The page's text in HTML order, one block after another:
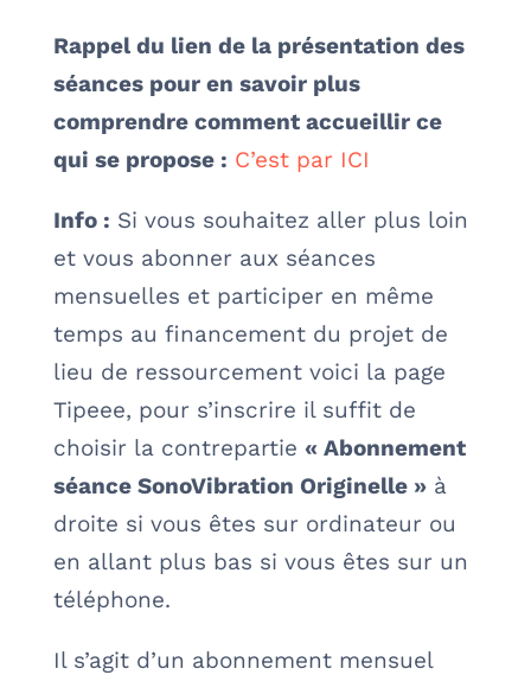
Rappel du lien de la présentation des
séances pour en savoir plus
comprendre comment accueillir ce
qui se propose : C’est par ICI
Info : Si vous souhaitez aller plus loin
et vous abonner aux séances
mensuelles et participer en même
temps au financement du projet de
lieu de ressourcement voici la page
Tipeee, pour s’inscrire il suffit de
choisir la contrepartie « Abonnement
séance SonoVibration Originelle »à
droite si vous êtes sur ordinateur ou
en allant plus bas si vous êtes sur un
téléphone.
Il s’agit d’un abonnement mensuel